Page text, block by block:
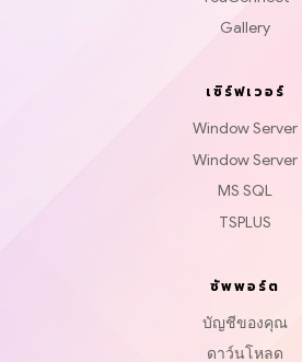
Gallery
เซิร์ฟเวอร์
Window Server
Window Server
MS SQL
TSPLUS
ซัพพอร์ต
บัญชีของคุณ
ดาว์นโหลด